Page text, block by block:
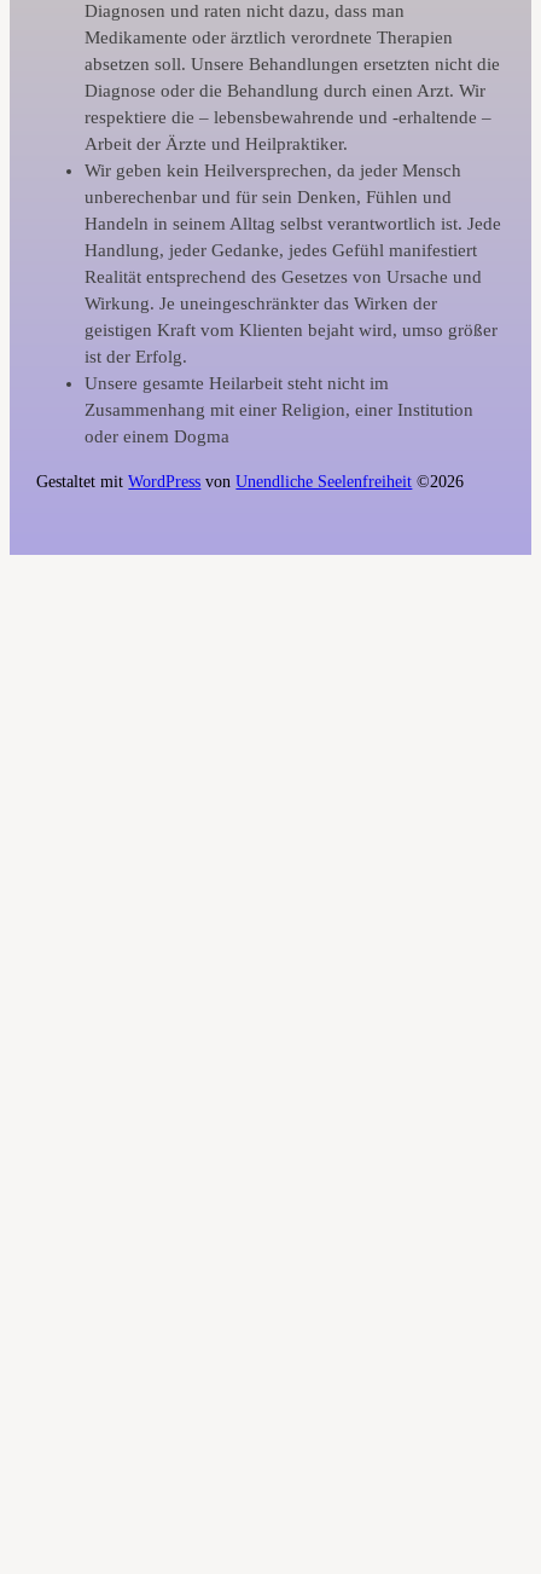
Diagnosen und raten nicht dazu, dass man
Medikamente oder ärztlich verordnete Therapien
absetzen soll. Unsere Behandlungen ersetzten nicht die
Diagnose oder die Behandlung durch einen Arzt. Wir
respektiere die – lebensbewahrende und -erhaltende –
Arbeit der Ärzte und Heilpraktiker.
Wir geben kein Heilversprechen, da jeder Mensch
unberechenbar und für sein Denken, Fühlen und
Handeln in seinem Alltag selbst verantwortlich ist. Jede
Handlung, jeder Gedanke, jedes Gefühl manifestiert
Realität entsprechend des Gesetzes von Ursache und
Wirkung. Je uneingeschränkter das Wirken der
geistigen Kraft vom Klienten bejaht wird, umso größer
ist der Erfolg.
Unsere gesamte Heilarbeit steht nicht im
Zusammenhang mit einer Religion, einer Institution
oder einem Dogma
Gestaltet mitWordPress vonUnendliche Seelenfreiheit ©2026